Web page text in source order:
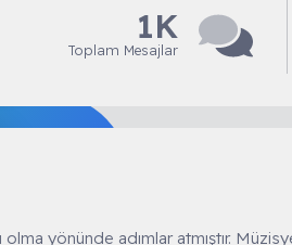
1K
Toplam Mesajlar
yönünde adımlar atmıştır.